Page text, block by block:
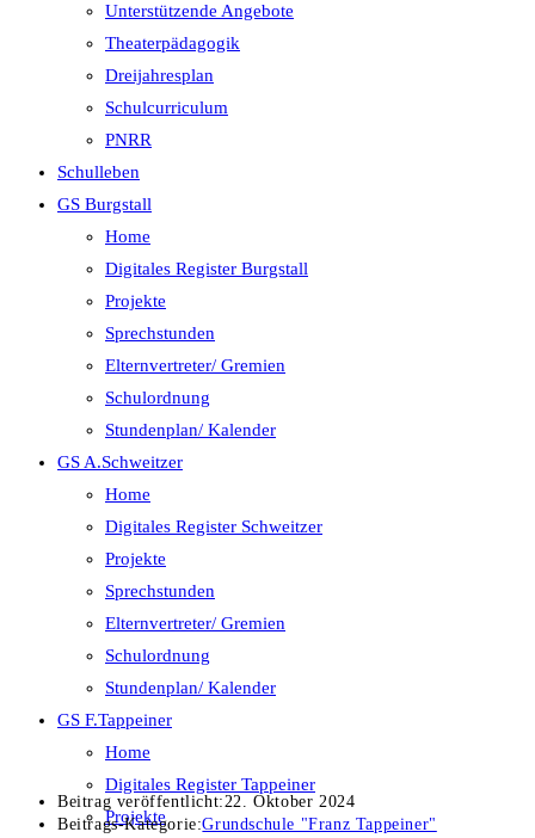
Unterstützende Angebote
Theaterpädagogik
Dreijahresplan
Schulcurriculum
PNRR
Schulleben
GS Burgstall
Home
Digitales Register Burgstall
Projekte
Sprechstunden
Elternvertreter/ Gremien
Schulordnung
Stundenplan/ Kalender
GS A.Schweitzer
Home
Digitales Register Schweitzer
Projekte
Sprechstunden
Elternvertreter/ Gremien
Schulordnung
Stundenplan/ Kalender
GS F.Tappeiner
Home
Digitales Register Tappeiner
Projekte
Beitrag veröffentlicht:22. Oktober 2024
Beitrags-Kategorie:Grundschule "Franz Tappeiner"